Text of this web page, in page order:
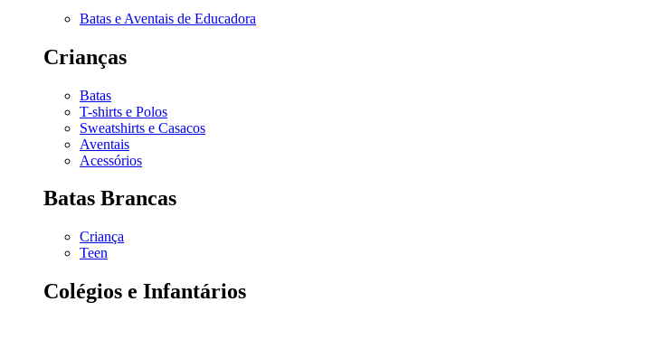
Batas e Aventais de Educadora
Crianças
Batas
T-shirts e Polos
Sweatshirts e Casacos
Aventais
Acessórios
Batas Brancas
Criança
Teen
Colégios e Infantários